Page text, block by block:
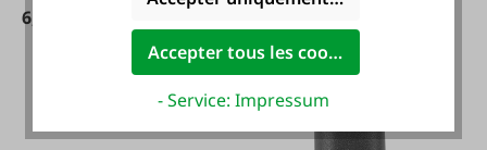
6,50 €*
Accepter tous les cookies
- Service: Impressum